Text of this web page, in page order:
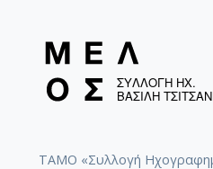
ΤΑΜΟ «Συλλογή